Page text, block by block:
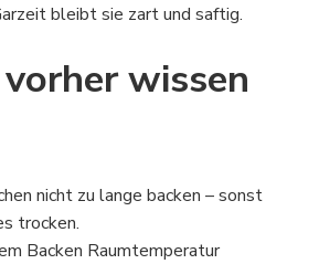
bleibt sie zart und saftig.
wissen
nicht zu lange backen – sonst
trocken.
Backen Raumtemperatur